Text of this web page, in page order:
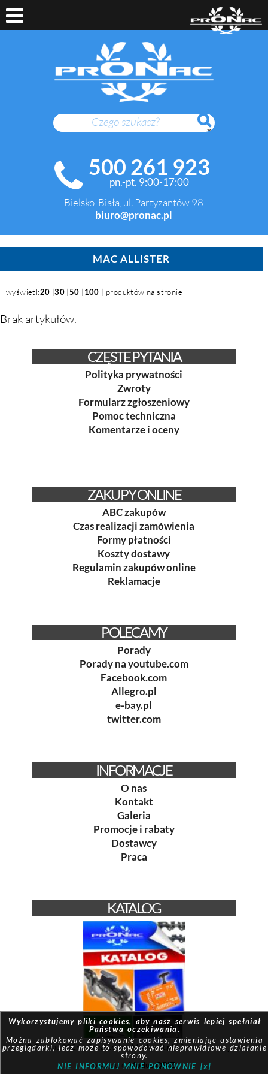
SZUKAJ
500 261 923
pn.-pt. 9:00-17:00
Bielsko-Biała, ul. Partyzantów 98
biuro@pronac.pl
MAC ALLISTER
wyświetl:20 |30 |50 |100 | produktów na stronie
Brak artykułów.
CZĘSTE PYTANIA
Polityka prywatności
Zwroty
Formularz zgłoszeniowy
Pomoc techniczna
Komentarze i oceny
ZAKUPY ONLINE
ABC zakupów
Czas realizacji zamówienia
Formy płatności
Koszty dostawy
Regulamin zakupów online
Reklamacje
POLECAMY
Porady
Porady na youtube.com
Facebook.com
Allegro.pl
e-bay.pl
twitter.com
INFORMACJE
O nas
Kontakt
Galeria
Promocje i rabaty
Dostawcy
Praca
KATALOG
© Pronac 2026 | Created by:Modus-it.pl| System pracuje w
oparciu oModus QBIZ
Wykorzystujemy pliki cookies, aby nasz serwis lepiej spełniał
Państwa oczekiwania.
Można zablokować zapisywanie cookies, zmieniając ustawienia
przeglądarki, lecz może to spowodować nieprawidłowe działanie
strony.
NIE INFORMUJ MNIE PONOWNIE [x]